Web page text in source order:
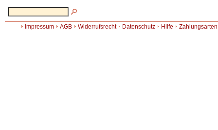
Impressum AGB Widerrufsrecht Datenschutz Hilfe Zahlungsarten